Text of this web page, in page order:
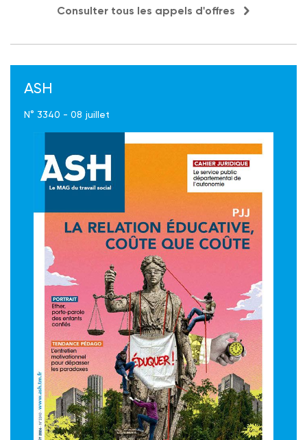
Consulter tous les appels d'offres
ASH
N° 3340 - 08 juillet